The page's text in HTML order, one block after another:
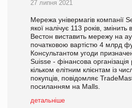
27 липня 2021
Мережа універмагів компанії
якої налічує 113 років,
Вестон виставить мережу на
початковою вартістю 4 млрд
Консультантом угоди
Suisse - фінансова організація
кільком елітним клієнтам із
покупців, повідомляє
посиланням на Malls.
детальніше